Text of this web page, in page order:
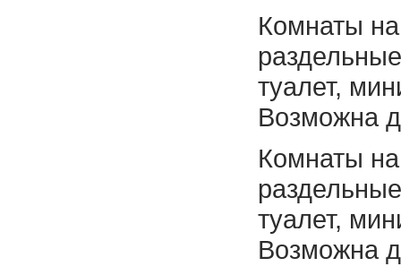
Комнаты
туалет,
Возможна
Комнаты
туалет,
Возможна